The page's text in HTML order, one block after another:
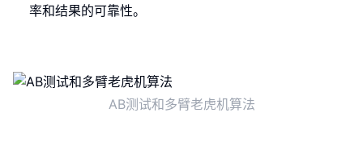
率和结果的可靠性。
AB测试和多臂老虎机算法